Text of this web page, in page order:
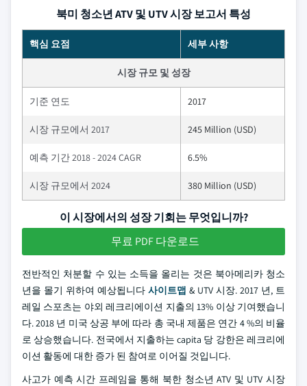
북미 청소년 ATV 및 UTV 시장 보고서 특성
핵심 요점 세부 사항
시장 규모 및 성장
기준 연도 2017
시장 규모에서 2017 245 Million (USD)
예측 기간 2018 - 2024 CAGR 6.5%
시장 규모에서 2024 380 Million (USD)
이 시장에서의 성장 기회는 무엇입니까?
무료 PDF 다운로드
전반적인 처분할 수 있는 소득을 올리는 것은 북아메리카 청소
년을 몰기 위하여 예상됩니다 사이트맵 & UTV 시장. 2017 년, 트
레일 스포츠는 야외 레크리에이션 지출의 13% 이상 기여했습니
다. 2018 년 미국 상공 부에 따라 총 국내 제품은 연간 4 %의 비율
로 상승했습니다. 전국에서 지출하는 capita 당 강한은 레크리에
이션 활동에 대한 증가 된 참여로 이어질 것입니다.
사고가 예측 시간 프레임을 통해 북한 청소년 ATV 및 UTV 시장